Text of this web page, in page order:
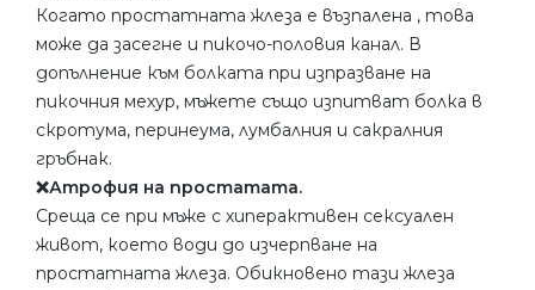
Когато простатната жлеза е възпалена , това
може да засегне и пикочо-половия канал. В
допълнение към болката при изпразване на
пикочния мехур, мъжете също изпитват болка в
скротума, перинеума, лумбалния и сакралния
гръбнак.
❌Атрофия на простатата.
Среща се при мъже с хиперактивен сексуален
живот, което води до изчерпване на
простатната жлеза. Обикновено тази жлеза